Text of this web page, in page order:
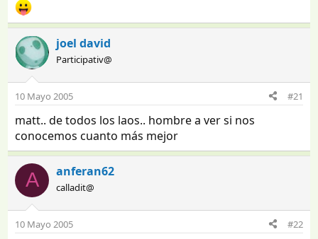
joel david
Participativ@
10 Mayo 2005 #21
matt.. de todos los laos.. hombre a ver si nos
conocemos cuanto más mejor
A anferan62
calladit@
10 Mayo 2005 #22